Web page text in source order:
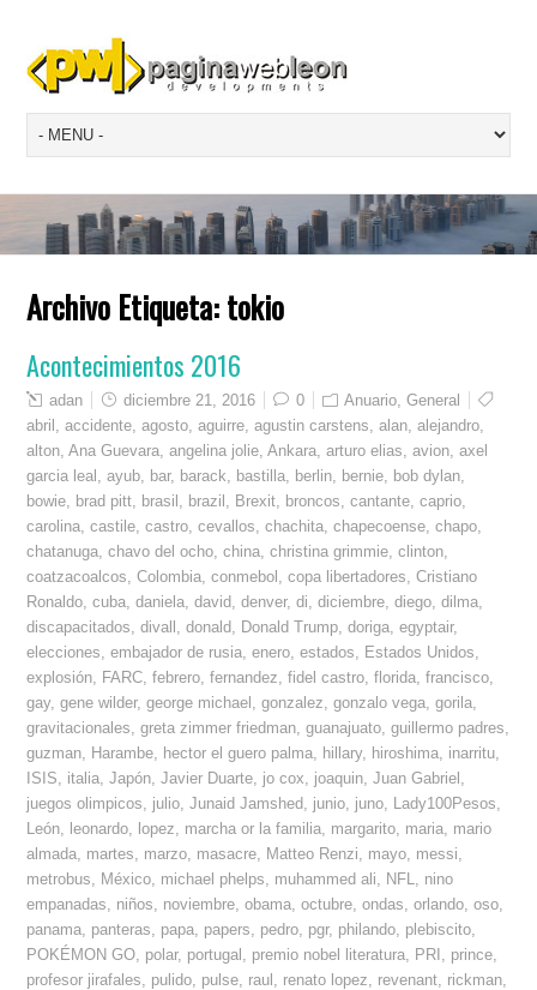
Archivo Etiqueta:tokio
Acontecimientos 2016
adan diciembre 21, 2016 0 Anuario ,General
abril
,accidente ,agosto ,aguirre ,agustin carstens ,alan ,alejandro
alton ,Ana Guevara ,angelina jolie ,Ankara ,arturo elias ,avion ,axel
garcia leal
,ayub bar, barack bastilla berlin bernie bob dylan
bowie
brad pitt brasil brazil Brexit broncos ,cantante ,caprio
carolina ,castile ,castro ,cevallos ,chachita ,chapecoense ,chapo
chatanuga ,chavo del ocho ,china ,christina grimmie ,clinton
coatzacoalcos ,Colombia ,conmebol ,copa libertadores ,Cristiano
Ronaldo ,cuba ,daniela ,david ,denver,di ,diciembre ,diego ,dilma
discapacitados ,divall ,donald Donald Trump ,doriga ,egyptair,
elecciones ,embajador de rusia ,enero ,estados Estados Unidos
explosión
FARC ,febrero ,fernandez ,fidel castro ,florida ,francisco
gay,gene wilder,george michael ,gonzalez ,gonzalo vega ,gorila
gravitacionales ,greta zimmer friedman ,guanajuato ,guillermo padres
guzman
Harambe hector el guero palma hillary, hiroshima inarritu
ISIS
italia ,Japón ,Javier Duarte jo cox joaquin ,Juan Gabriel
juegos olimpicos
julio ,Junaid Jamshed junio juno Lady100Pesos
León
leonardo lopez marcha or la familia margarito maria mario
almada martes marzo masacre Matteo Renzi mayo messi
metrobus
México michael phelps muhammed ali NFL
nino
empanadas
niños noviembre ,obama ,octubre ,ondas ,orlando ,oso
panama panteras papa papers pedro pgr, philando plebiscito
POKÉMON GO polar, portugal premio nobel literatura PRI prince
profesor jirafales
pulido pulse raul renato lopez revenant rickman